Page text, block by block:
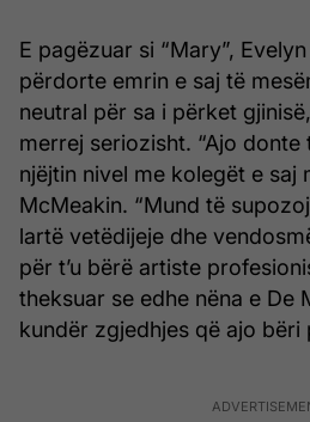
E pagëzuar si “Mary”,
përdorte emrin e saj të
neutral për sa i përket
merrej seriozisht. “Ajo
njëjtin nivel me kolegët e saj
McMeakin. “Mund të
lartë vetëdijeje dhe
për t’u bërë artiste
theksuar se edhe nëna e De
kundër zgjedhjes që ajo bëri